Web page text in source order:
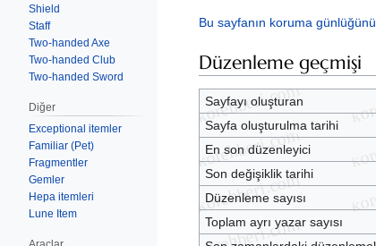
Shield
Staff
Two-handed Axe
Two-handed Club
Two-handed Sword
Diğer
Exceptional itemler
Familiar (Pet)
Fragmentler
Gemler
Hepa itemleri
Lune Item
Bu sayfanın koruma
Düzenleme geçmişi
Sayfayı oluşturan
Sayfa oluşturulma tarihi
En son düzenleyici
Son değişiklik tarihi
Düzenleme sayısı
Toplam ayrı yazar sayısı